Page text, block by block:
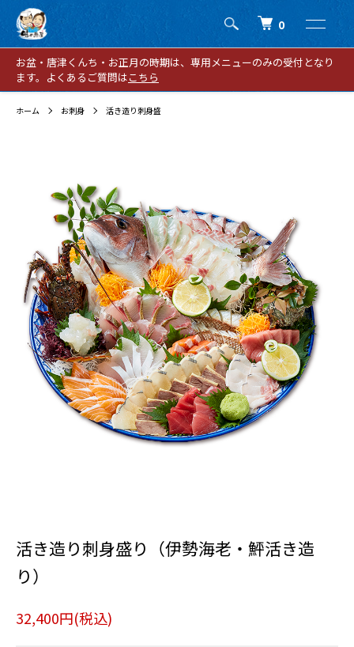
0
お盆・唐津くんち・お正月の時期は、専用メニューのみの受付となり
ます。よくあるご質問はこちら
ホーム お刺身 活き造り刺身盛
活き造り刺身盛り（伊勢海老・鮃活き造
り）
32,400円(税込)